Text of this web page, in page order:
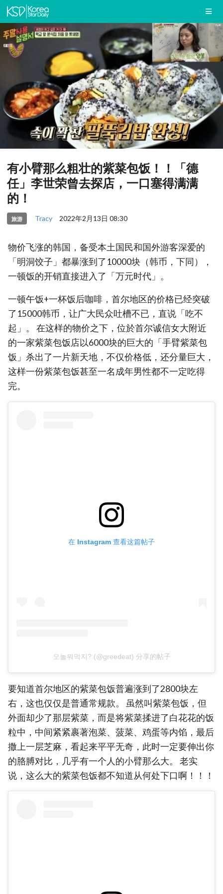
有小臂那么粗壮的紫菜包饭！！「德
任」李世荣曾去探店，一口塞得满满
的！
旅游 Tracy 2022年2月13日 08:30
物价飞涨的韩国，备受本土国民和国外游客深爱的
「明洞饺子」都暴涨到了10000块（韩币，下同），
一顿饭的开销直接进入了「万元时代」。
一顿午饭+一杯饭后咖啡，首尔地区的价格已经突破
了15000韩币，让广大民众吐槽不已，直说「吃不
起」。 在这样的物价之下，位於首尔诚信女大附近
的一家紫菜包饭店以6000块的巨大的「手臂紫菜包
饭」杀出了一片新天地，不仅价格低，还分量巨大，
这样一份紫菜包饭甚至一名成年男性都不一定吃得
完。
在 Instagram 查看这篇帖子
오늘뭐먹지? (@greedeat) 分享的帖子
要知道首尔地区的紫菜包饭普遍涨到了2800块左
右，这也仅仅是普通常规款。 虽然叫紫菜包饭，但
外面却少了那层紫菜，而是将紫菜揉进了白花花的饭
粒中，中间紧紧裹著泡菜、菠菜、鸡蛋等内馅，最后
撒上一层芝麻，看起来平平无奇，此时一定要伸出你
的胳膊对比，几乎有一个人的小臂那么大。 老实
说，这么大的紫菜包饭都不知道从何处下口啊！！！